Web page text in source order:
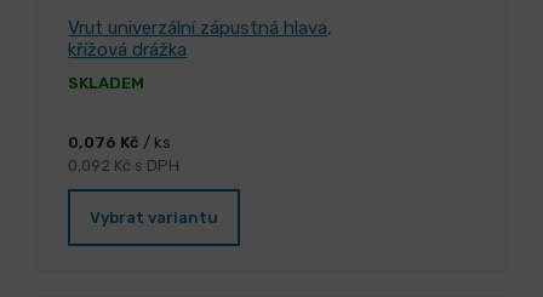
Vrut univerzální zápustná hlava,
křížová drážka
SKLADEM
0,076 Kč / ks
0,092 Kč s DPH
Vybrat variantu